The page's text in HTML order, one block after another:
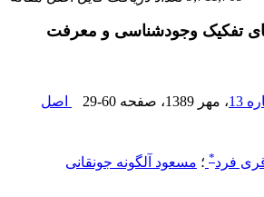
تفکیک وجودشناسی و معرفت
، مهر 1389 ، صفحه 29-60
اصل
فرد* ؛ مسعود آلگونه جونقانی